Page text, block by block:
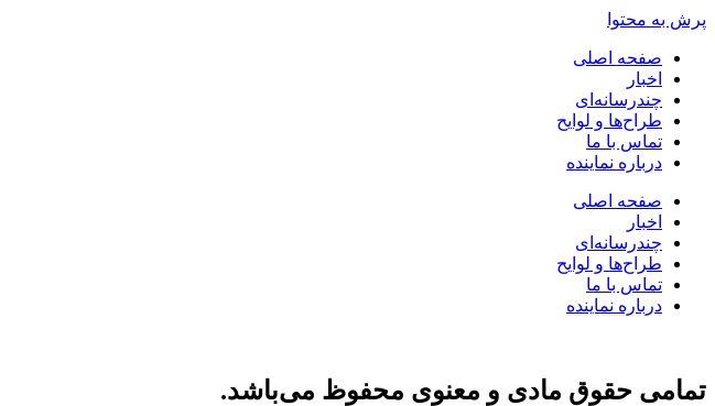
پرش به محتوا
صفحه اصلی
اخبار
چندرسانه‌ای
طراح‌ها و لوایح
تماس با ما
درباره نماینده
صفحه اصلی
اخبار
چندرسانه‌ای
طراح‌ها و لوایح
تماس با ما
درباره نماینده
تمامی حقوق مادی و معنوی محفوظ می‌باشد.